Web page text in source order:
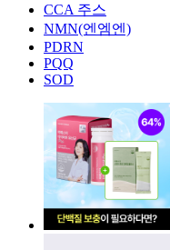
CCA 주스
NMN(엔엠엔)
PDRN
PQQ
SOD